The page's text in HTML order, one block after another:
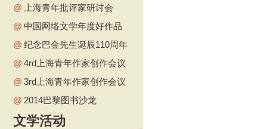
@
上海青年批评家研讨会
@ 中国网络文学年度好作品
@ 纪念巴金先生诞辰110周年
@ 4rd上海青年作家创作会议
@ 3rd上海青年作家创作会议
@ 2014巴黎图书沙龙
文学活动